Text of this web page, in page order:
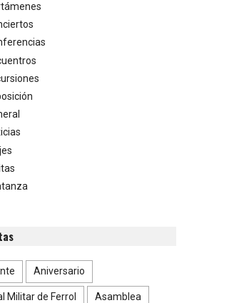
Aniversario
Militar de Ferrol Asamblea